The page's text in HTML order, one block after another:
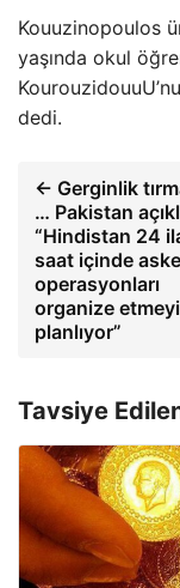
Kouuzinopoulos
yaşında okul
dedi.
← Gerginlik
… Pakistan
“Hindistan 24
saat içinde
operasyonları
organize etmeyi
planlıyor”
Tavsiye